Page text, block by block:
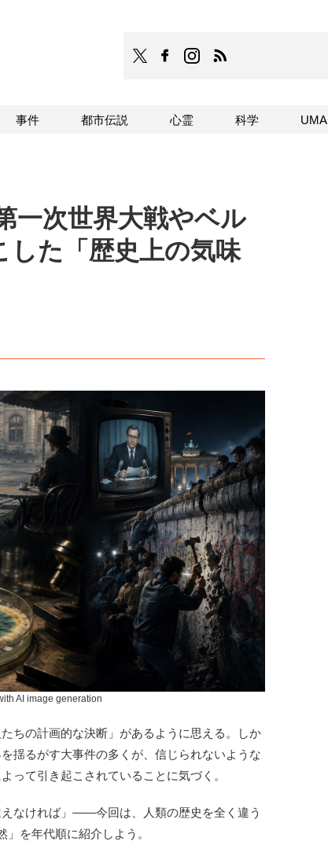
TOCANAのFacebookはこちら
TOCANAのinstagramはこちら
一次世界大戦やベル
した「歴史上の気味
AI image generation
ちの計画的な決断」があるように思える。しか
揺るがす大事件の多くが、信じられないような
って引き起こされていることに気づく。
えなければ」——今回は、人類の歴史を全く違う
を年代順に紹介しよう。
事件 都市伝説 心霊 科学 UMA